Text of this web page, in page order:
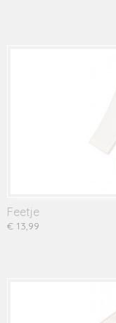
Feetje
€ 13,99